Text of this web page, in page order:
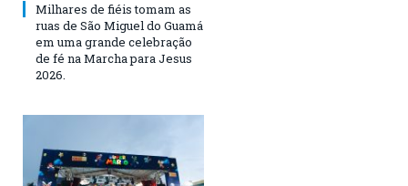
Milhares de fiéis tomam as
ruas de São Miguel do Guamá
em uma grande celebração
de fé na Marcha para Jesus
2026.